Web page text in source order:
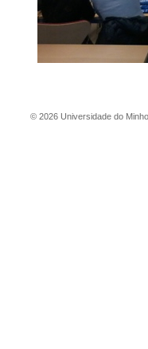
© 2026 Universidade do